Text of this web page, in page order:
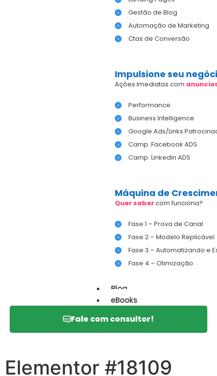
Gestão de Blog
Automação de Marketing
Ctas de Conversão
Impulsione seu
Ações Imediatas com
Performance
Business Intelligence
Google Ads/Links
Camp. Facebook ADS
Camp. Linkedin ADS
Máquina de
Quer sabercom funciona?
Fase 1 – Prova de Canal
Fase 2 – Modelo Replicável
Fase 3 – Automatizando e
Fase 4 – Otimização
Blog
eBooks
Fale com consultor!
Elementor #18109